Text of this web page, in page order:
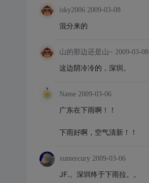
isky2006 2009-03-08
混分来的
山的那边还是山~ 2009-03-08
这边阴冷冷的，深圳。
Name 2009-03-06
广东在下雨啊！！
下雨好啊，空气清新！！
xumercury 2009-03-06
JF.。深圳终于下雨拉。。